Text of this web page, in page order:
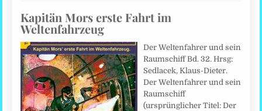
Kapitän Mors erste Fahrt im
Weltenfahrzeug
Der Weltenfahrer und sein
Raumschiff Bd. 32. Hrsg:
Sedlacek, Klaus-Dieter.
Der Weltenfahrer und sein
Raumschiff
(ursprünglicher Titel: Der